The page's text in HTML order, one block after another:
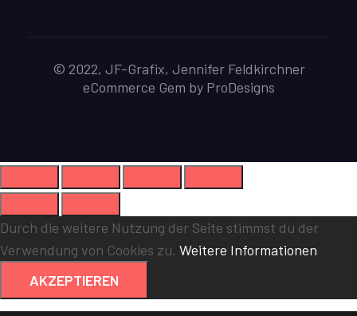
© 2022, JF-Grafix, Jennifer Feldkirchner
eCommerce Gem by ProDesigns
Durch die weitere Nutzung der Seite stimmst du der
Verwendung von Cookies zu. Weitere Informationen
AKZEPTIEREN